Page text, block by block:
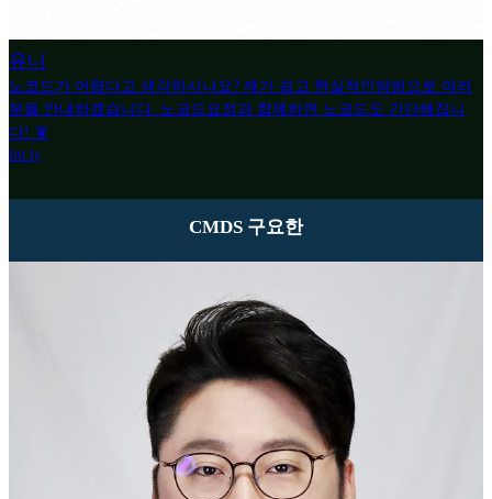
유니
노코드가 어렵다고 생각하시나요? 제가 쉽고 현실적인방법으로 여러
분을 안내하겠습니다. 노코드요정과 함께하면 노코드도 간단해집니
다! 🧚
litt.ly
CMDS 구요한